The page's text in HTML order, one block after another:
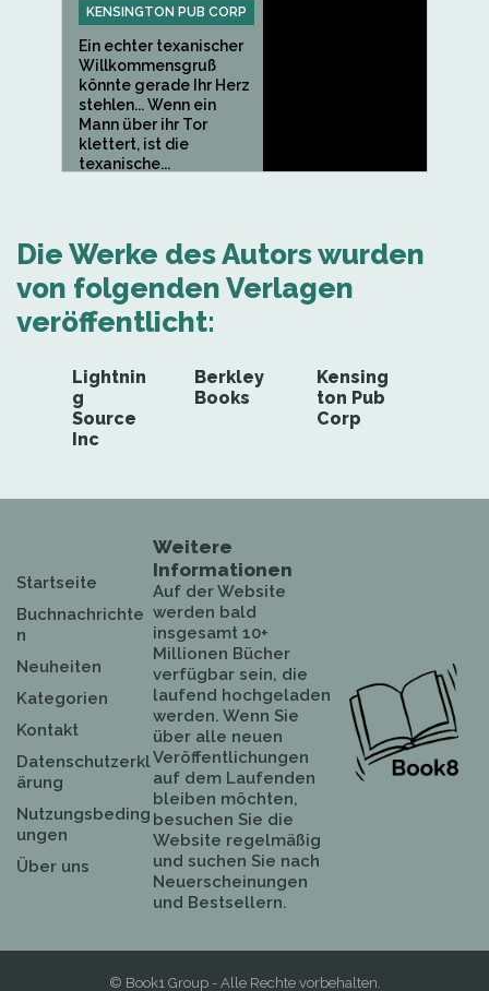
KENSINGTON PUB CORP
Ein echter texanischer
Willkommensgruß
könnte gerade Ihr Herz
stehlen... Wenn ein
Mann über ihr Tor
klettert, ist die
texanische...
Die Werke des Autors wurden
von folgenden Verlagen
veröffentlicht:
Lightnin
g
Source
Inc
Berkley
Books
Kensing
ton Pub
Corp
Startseite
Buchnachrichte
n
Neuheiten
Kategorien
Kontakt
Datenschutzerkl
ärung
Nutzungsbeding
ungen
Über uns
Weitere
Informationen
Auf der Website
werden bald
insgesamt 10+
Millionen Bücher
verfügbar sein, die
laufend hochgeladen
werden. Wenn Sie
über alle neuen
Veröffentlichungen
auf dem Laufenden
bleiben möchten,
besuchen Sie die
Website regelmäßig
und suchen Sie nach
Neuerscheinungen
und Bestsellern.
© Book1 Group - Alle Rechte vorbehalten.